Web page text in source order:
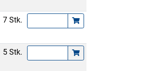
7 Stk.
5 Stk.